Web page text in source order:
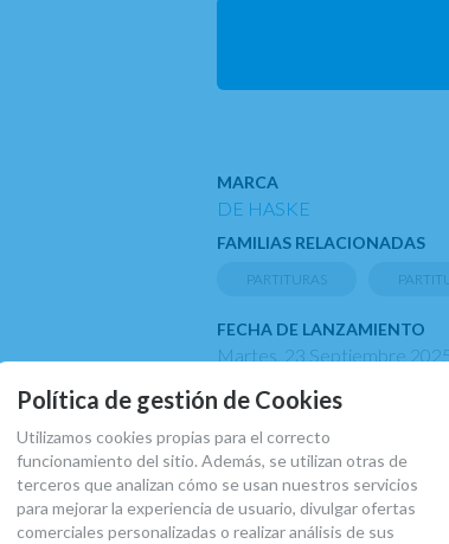
MARCA
DE HASKE
FAMILIAS RELACIONADAS
PARTITURAS
FECHA DE LANZAMIENTO
Martes, 23 Septiembre
Política de gestión de Cookies
Utilizamos cookies propias para el correcto
funcionamiento del sitio. Además, se utilizan otras de
terceros que analizan cómo se usan nuestros servicios
para mejorar la experiencia de usuario, divulgar ofertas
comerciales personalizadas o realizar análisis de sus